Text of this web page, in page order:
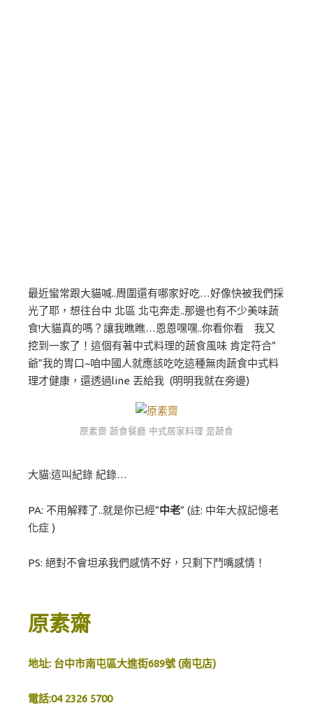
最近蠻常跟大貓喊..周圍還有哪家好吃…好像快被我們採
光了耶，想往台中 北區 北屯奔走..那邊也有不少美味蔬
食!大貓真的嗎？讓我瞧瞧…恩恩嘿嘿..你看你看 我又
挖到一家了！這個有著中式料理的蔬食風味 肯定符合”
爺”我的胃口~咱中國人就應該吃吃這種無肉蔬食中式料
理才健康，還透過line 丟給我 (明明我就在旁邊)
原素齋 蔬食餐廳 中式居家料理 是蔬食
大貓:這叫紀錄 紀錄…
PA: 不用解釋了..就是你已經”中老” (註: 中年大叔記憶老
化症 )
PS: 絕對不會坦承我們感情不好，只剩下鬥嘴感情！
原素齋
地址: 台中市南屯區大進街689號 (南屯店)
電話:04 2326 5700